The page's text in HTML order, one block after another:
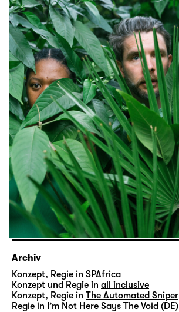
Archiv
Konzept, Regie in SPAfrica
Konzept und Regie in all inclusive
Konzept, Regie in The Automated Sniper
Regie in I’m Not Here Says The Void (DE)